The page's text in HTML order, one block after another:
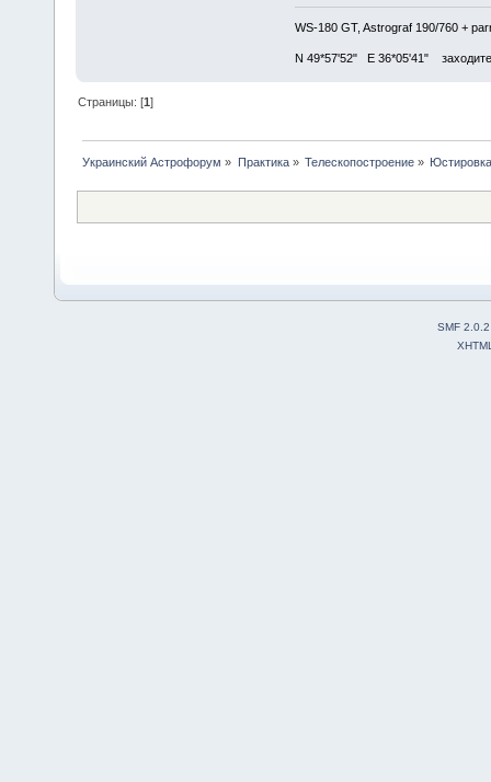
WS-180 GT, Astrograf 190/760 +
N 49*57'52" E 36*05'41"
Страницы: [1]
Украинский Астрофорум » Практика» Телескопостроение»
SMF 2.0.2